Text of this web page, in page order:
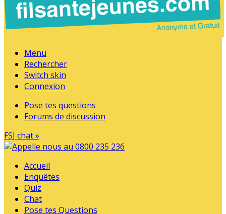
Menu
Rechercher
Switch skin
Connexion
Pose tes questions
Forums de discussion
FSJ chat »
Accueil
Enquêtes
Quiz
Chat
Pose tes Questions